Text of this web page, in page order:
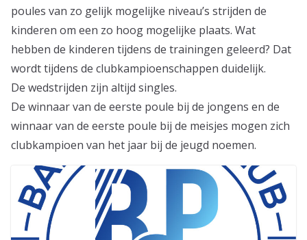
poules van zo gelijk mogelijke niveau’s strijden de
kinderen om een zo hoog mogelijke plaats. Wat
hebben de kinderen tijdens de trainingen geleerd? Dat
wordt tijdens de clubkampioenschappen duidelijk.
De wedstrijden zijn altijd singles.
De winnaar van de eerste poule bij de jongens en de
winnaar van de eerste poule bij de meisjes mogen zich
clubkampioen van het jaar bij de jeugd noemen.